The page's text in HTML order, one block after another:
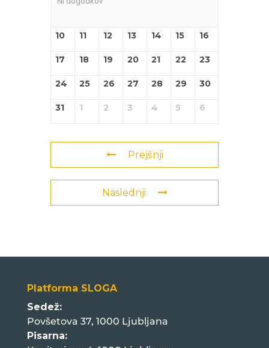
10 11 12 13 14 15 16
17 18 19 20 21 22 23
24 25 26 27 28 29 30
31 1 2 3 4 5 6
Prejšnji
Naslednji
Platforma SLOGA
Sedež:
Povšetova 37, 1000 Ljubljana
Pisarna: